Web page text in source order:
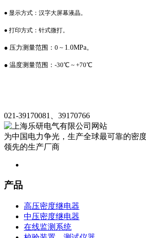
● 显示方式：汉字大屏幕液晶。
● 打印方式：针式微打。
● 压力测量范围：0 ~ 1.0MPa。
● 温度测量范围：-30℃ ~ +70℃
021-39170081、39170766
为中国电力争光，生产全球最可靠的密
领先的生产厂商
产品
高压密度继电器
中压密度继电器
在线监测系统